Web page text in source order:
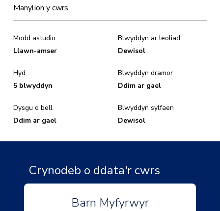
Manylion y cwrs
Modd astudio
Llawn-amser
Hyd
5 blwyddyn
Dysgu o bell
Ddim ar gael
Blwyddyn ar leoliad
Dewisol
Blwyddyn dramor
Ddim ar gael
Blwyddyn sylfaen
Dewisol
Crynodeb o ddata'r cwrs
Barn Myfyrwyr